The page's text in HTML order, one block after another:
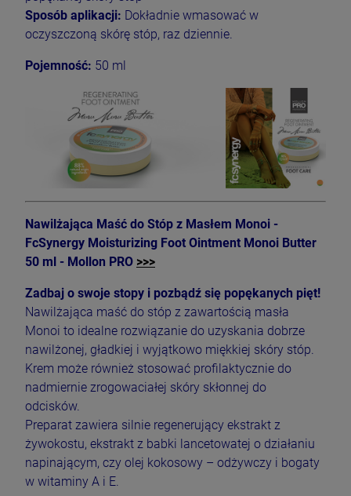
Sposób aplikacji: Dokładnie wmasować w
oczyszczoną skórę stóp, raz dziennie.
Pojemność: 50 ml
Nawilżająca Maść do Stóp z Masłem Monoi -
FcSynergy Moisturizing Foot Ointment Monoi Butter
50 ml - Mollon PRO >>>
Zadbaj o swoje stopy i pozbądź się popękanych pięt!
Nawilżająca maść do stóp z zawartością masła
Monoi to idealne rozwiązanie do uzyskania dobrze
nawilżonej, gładkiej i wyjątkowo miękkiej skóry stóp.
Krem może również stosować profilaktycznie do
nadmiernie zrogowaciałej skóry skłonnej do
odcisków.
Preparat zawiera silnie regenerujący ekstrakt z
żywokostu, ekstrakt z babki lancetowatej o działaniu
napinającym, czy olej kokosowy – odżywczy i bogaty
w witaminy A i E.